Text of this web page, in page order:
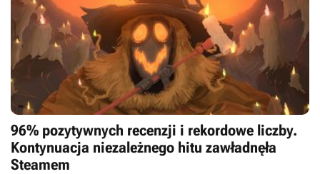
96% pozytywnych recenzji i rekordowe liczby.
Kontynuacja niezależnego hitu zawładnęła
Steamem